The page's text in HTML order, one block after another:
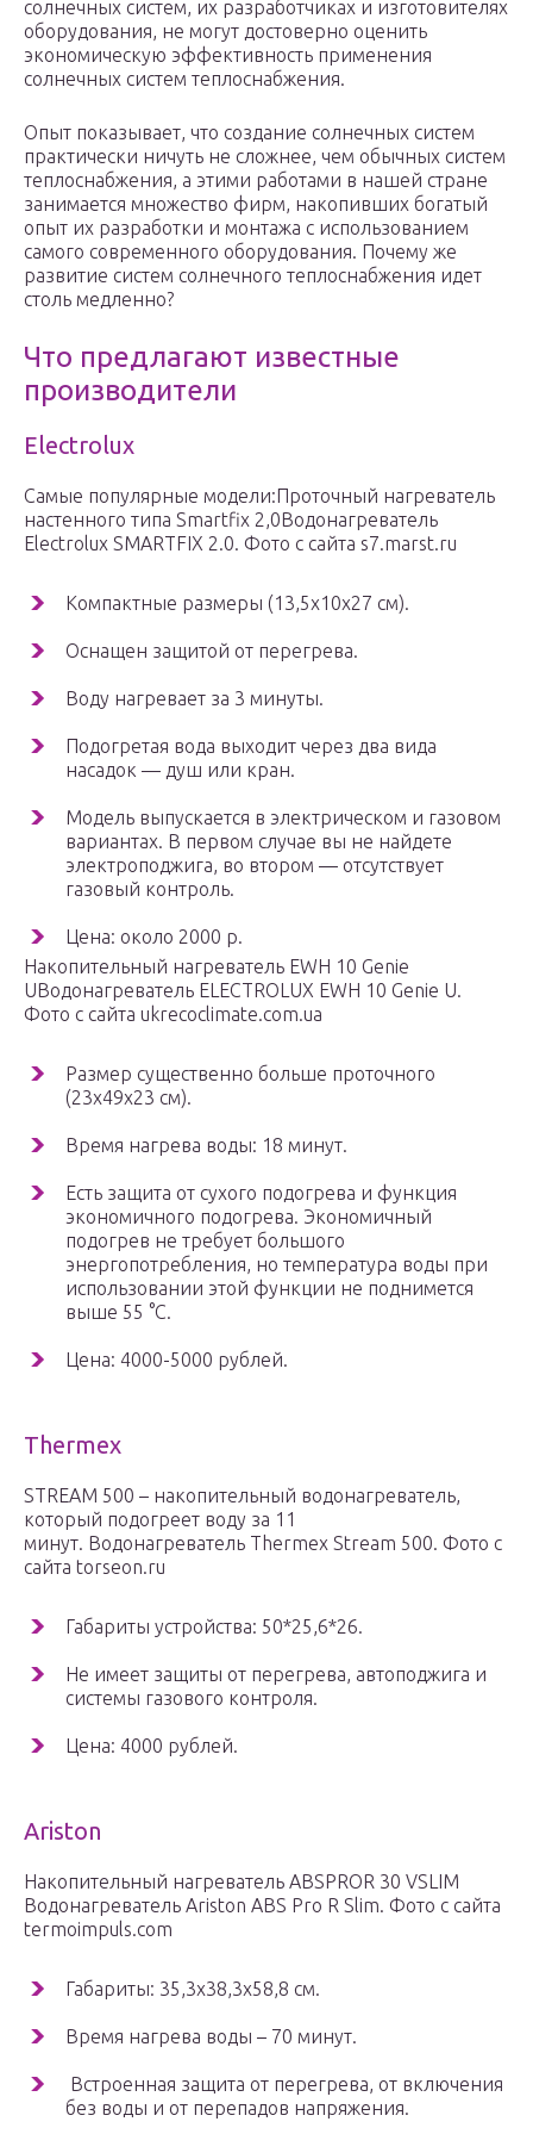
солнечных систем, их разработчиках и изготовителях
оборудования, не могут достоверно оценить
экономическую эффективность применения
солнечных систем теплоснабжения.
Опыт показывает, что создание солнечных систем
практически ничуть не сложнее, чем обычных систем
теплоснабжения, а этими работами в нашей стране
занимается множество фирм, накопивших богатый
опыт их разработки и монтажа с использованием
самого современного оборудования. Почему же
развитие систем солнечного теплоснабжения идет
столь медленно?
Что предлагают известные
производители
Electrolux
Самые популярные модели:Проточный нагреватель
настенного типа Smartfix 2,0Водонагреватель
Electrolux SMARTFIX 2.0. Фото с сайта s7.marst.ru
Компактные размеры (13,5х10х27 см).
Оснащен защитой от перегрева.
Воду нагревает за 3 минуты.
Подогретая вода выходит через два вида
насадок — душ или кран.
Модель выпускается в электрическом и газовом
вариантах. В первом случае вы не найдете
электроподжига, во втором — отсутствует
газовый контроль.
Цена: около 2000 р.
Накопительный нагреватель EWH 10 Genie
UВодонагреватель ELECTROLUX EWH 10 Genie U.
Фото с сайта ukrecoclimate.com.ua
Размер существенно больше проточного
(23х49х23 см).
Время нагрева воды: 18 минут.
Есть защита от сухого подогрева и функция
экономичного подогрева. Экономичный
подогрев не требует большого
энергопотребления, но температура воды при
использовании этой функции не поднимется
выше 55 °C.
Цена: 4000-5000 рублей.
Thermex
STREAM 500 – накопительный водонагреватель,
который подогреет воду за 11
минут. Водонагреватель Thermex Stream 500. Фото с
сайта torseon.ru
Габариты устройства: 50*25,6*26.
Не имеет защиты от перегрева, автоподжига и
системы газового контроля.
Цена: 4000 рублей.
Ariston
Накопительный нагреватель ABSPROR 30 VSLIM
Водонагреватель Ariston ABS Pro R Slim. Фото с сайта
termoimpuls.com
Габариты: 35,3х38,3х58,8 см.
Время нагрева воды – 70 минут.
Встроенная защита от перегрева, от включения
без воды и от перепадов напряжения.